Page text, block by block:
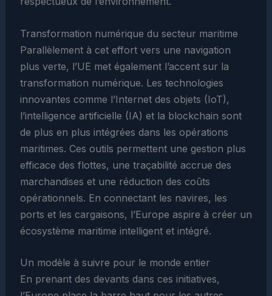
Transformation numérique du secteur maritime
Parallèlement à cet effort vers une navigation
plus verte, l’UE met également l’accent sur la
transformation numérique. Les technologies
innovantes comme l’Internet des objets (IoT),
l’intelligence artificielle (IA) et la blockchain sont
de plus en plus intégrées dans les opérations
maritimes. Ces outils permettent une gestion plus
efficace des flottes, une traçabilité accrue des
marchandises et une réduction des coûts
opérationnels. En connectant les navires, les
ports et les cargaisons, l’Europe aspire à créer un
écosystème maritime intelligent et intégré.
Un modèle à suivre pour le monde entier
En prenant des devants dans ces initiatives,